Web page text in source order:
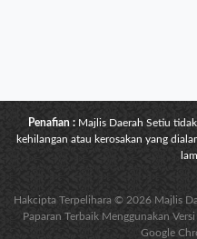
Penafian : Majlis Daerah Setiu
kehilangan atau kerosakan yang
Hakcipta Terpelihara © 2026 Majlis
Paparan Terbaik Menggunakan
Google